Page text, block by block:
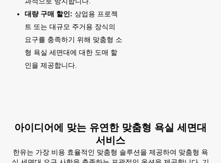
대량 구매 할인: 상업용 프로젝
트 또는 대규모 주거용 장식의
요구를 충족하기 위해 맞춤형 소
형 욕실 세면대에 대한 도매 할
인을 제공합니다.
아이디어에 맞는 유연한 맞춤형 욕실 세면대
서비스
한유는 가장 비용 효율적인 맞춤형 솔루션을 제공하여 맞춤형 욕